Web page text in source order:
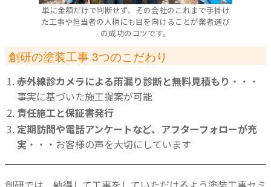
単に金額だけで判断せず、その会社のこれまで手掛け
た工事や担当者の人柄にも目を向けることが業者選び
の成功のコツです。
創研の塗装工事 3つのこだわり
赤外線診カメラによる雨漏り診断と無料見積もり ・・・
事実に基づいた施工提案が可能
責任施工と保証書発行
定期訪問や電話アンケートなど、アフターフォローが充
実 ・・・お客様の声を大切にしています